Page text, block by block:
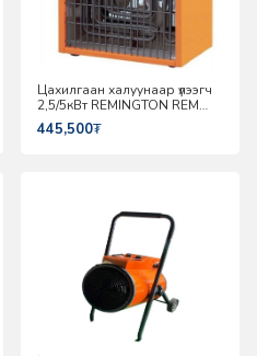
Цахилгаан халуунаар үлээгч
2,5/5кВт REMINGTON REM
5ECA
445,500₮